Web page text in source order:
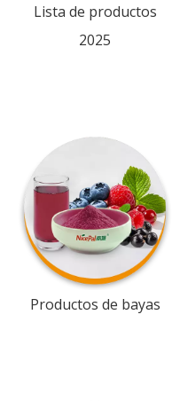
Lista de productos
2025
Productos de bayas